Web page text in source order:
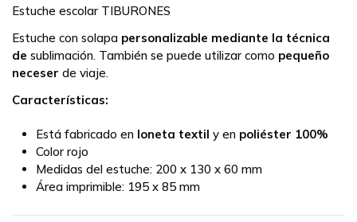
Estuche escolar TIBURONES
Estuche con solapa personalizable mediante la técnica
de sublimación. También se puede utilizar como pequeño
neceser de viaje.
Características:
Está fabricado en loneta textil y en poliéster 100%
Color rojo
Medidas del estuche: 200 x 130 x 60 mm
Área imprimible: 195 x 85 mm